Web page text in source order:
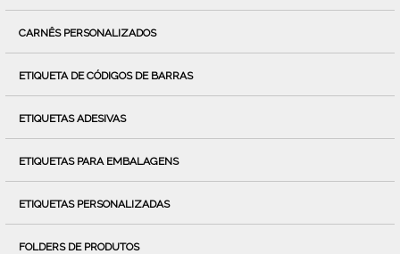
CARNÊS PERSONALIZADOS
ETIQUETA DE CÓDIGOS DE BARRAS
ETIQUETAS ADESIVAS
ETIQUETAS PARA EMBALAGENS
ETIQUETAS PERSONALIZADAS
FOLDERS DE PRODUTOS